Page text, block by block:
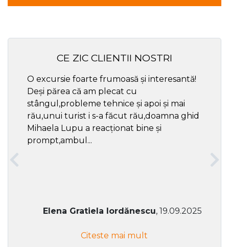
CE ZIC CLIENTII NOSTRI
O excursie foarte frumoasă și interesantă!
Deși părea că am plecat cu
stângul,probleme tehnice și apoi și mai
rău,unui turist i s-a făcut rău,doamna ghid
Mihaela Lupu a reacționat bine și
prompt,ambul...
Elena Gratiela Iordănescu, 19.09.2025
Citeste mai mult